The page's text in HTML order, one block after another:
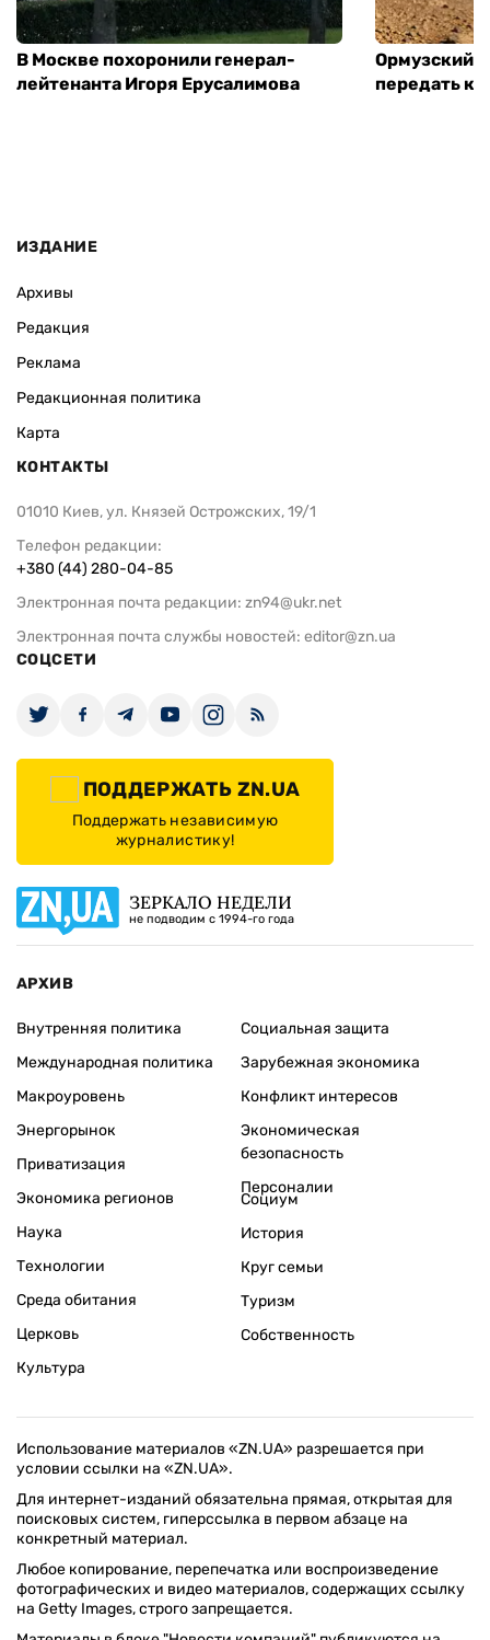
В Москве похоронили генерал-
лейтенанта Игоря Ерусалимова
Ормузский
передать
ИЗДАНИЕ
Архивы
Редакция
Реклама
Редакционная политика
Карта
КОНТАКТЫ
01010 Киев, ул. Князей Острожских, 19/1
Телефон редакции:
+380 (44) 280-04-85
Электронная почта редакции: zn94@ukr.net
Электронная почта службы новостей: editor@zn.ua
СОЦСЕТИ
ПОДДЕРЖАТЬ ZN.UA
Поддержать независимую
журналистику!
ЗЕРКАЛО НЕДЕЛИ
не подводим с 1994-го года
АРХИВ
Внутренняя политика
Международная политика
Макроуровень
Энергорынок
Приватизация
Экономика регионов
Социальная защита
Зарубежная экономика
Конфликт интересов
Экономическая
безопасность
Персоналии
Наука
Технологии
Среда обитания
Церковь
Культура
Социум
История
Круг семьи
Туризм
Собственность
Использование материалов «ZN.UA» разрешается при
условии ссылки на «ZN.UA».
Для интернет-изданий обязательна прямая, открытая для
поисковых систем, гиперссылка в первом абзаце на
конкретный материал.
Любое копирование, перепечатка или воспроизведение
фотографических и видео материалов, содержащих ссылку
на Getty Images, строго запрещается.